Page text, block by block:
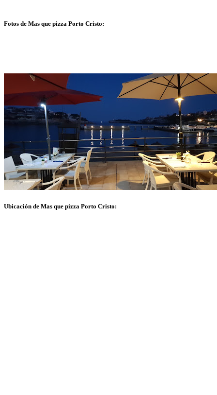
Fotos de Mas que pizza Porto Cristo:
Ubicación de Mas que pizza Porto Cristo: